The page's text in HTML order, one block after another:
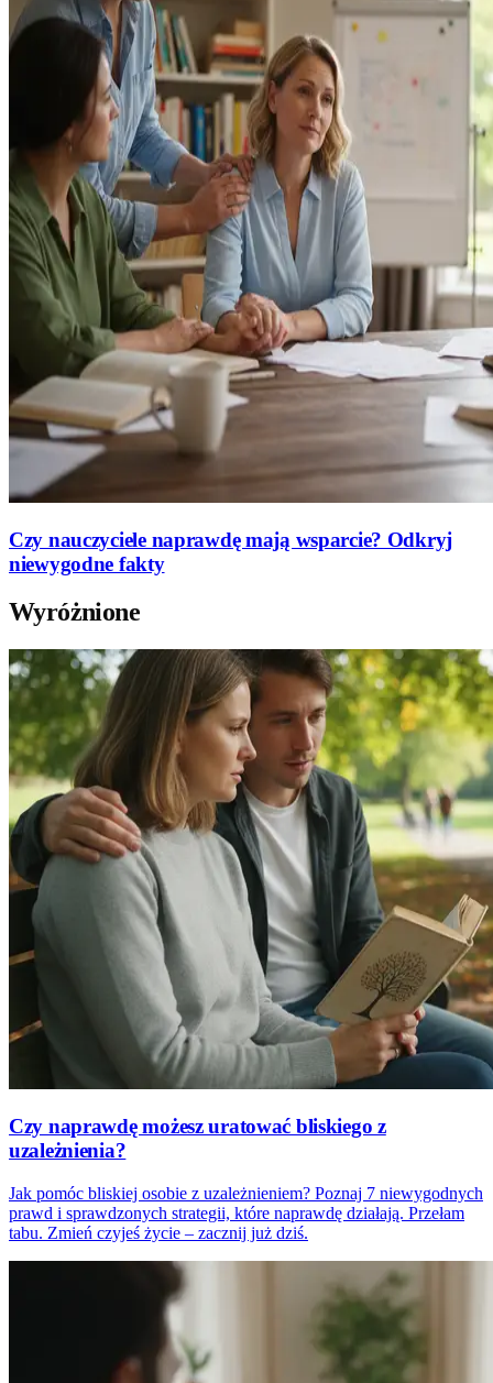
Czy nauczyciele naprawdę mają wsparcie? Odkryj
niewygodne fakty
Wyróżnione
Czy naprawdę możesz uratować bliskiego z
uzależnienia?
Jak pomóc bliskiej osobie z uzależnieniem? Poznaj 7 niewygodnych
prawd i sprawdzonych strategii, które naprawdę działają. Przełam
tabu. Zmień czyjeś życie – zacznij już dziś.